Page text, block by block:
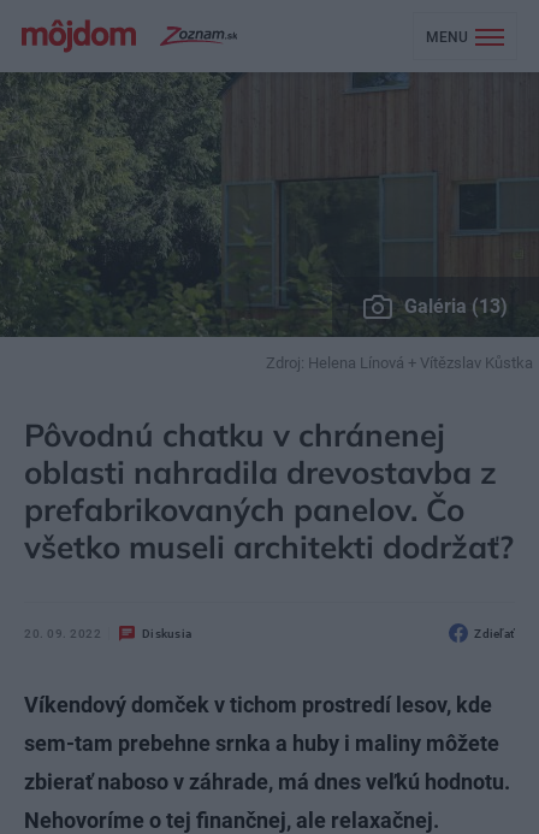
MENU
Galéria (13)
Zdroj: Helena Línová + Vítězslav Kůstka
Pôvodnú chatku v chránenej
oblasti nahradila drevostavba z
prefabrikovaných panelov. Čo
všetko museli architekti dodržať?
20. 09. 2022 Diskusia Zdieľať
Víkendový domček v tichom prostredí lesov, kde
sem-tam prebehne srnka a huby i maliny môžete
zbierať naboso v záhrade, má dnes veľkú hodnotu.
Nehovoríme o tej finančnej, ale relaxačnej.